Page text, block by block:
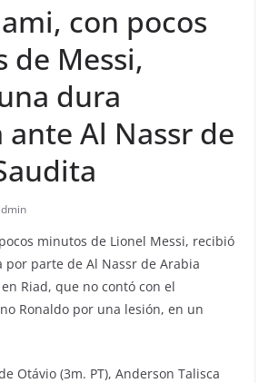
con pocos
de Messi,
dura
ante Al Nassr de
minutos de Lionel Messi, recibió
por parte de Al Nassr de Arabia
Riad, que no contó con el
Ronaldo por una lesión, en un
Otávio (3m. PT), Anderson Talisca